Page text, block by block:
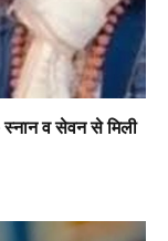
स्नान व सेवन से मिली